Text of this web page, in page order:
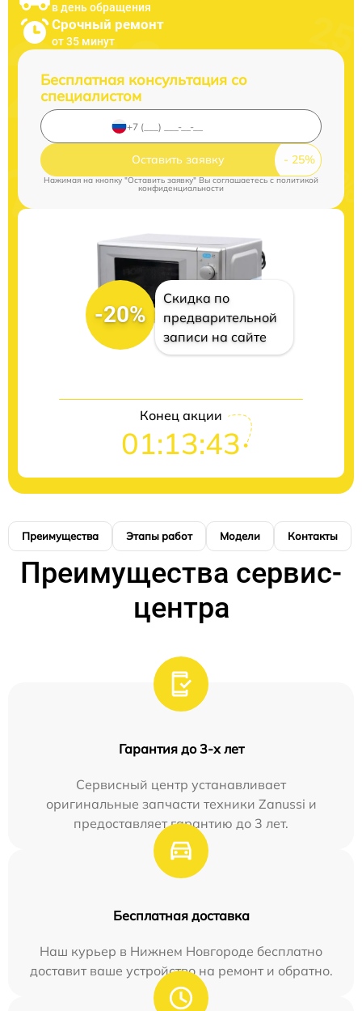
в день обращения
Срочный ремонт
от 35 минут
Бесплатная консультация со
специалистом
Оставить заявку
Нажимая на кнопку "Оставить заявку" Вы соглашаетесь cполитикой
конфиденциальности
-20%
Скидка по
предварительной
записи на сайте
Конец акции
01:13:41
Преимущества Этапы работ Модели Контакты
Преимущества сервис-
центра
Гарантия до 3-х лет
Сервисный центр устанавливает
оригинальные запчасти техники Zanussi и
предоставляет гарантию до 3 лет.
Бесплатная доставка
Наш курьер в Нижнем Новгороде бесплатно
доставит ваше устройство на ремонт и обратно.